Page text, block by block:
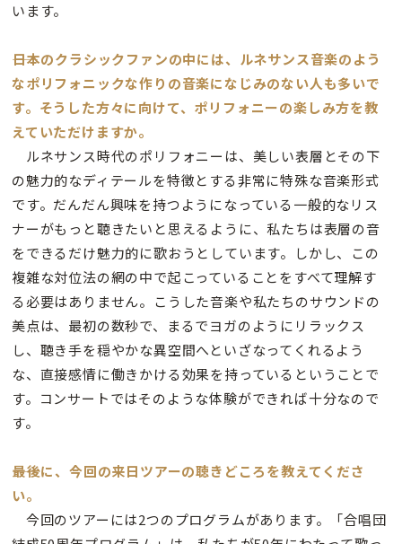
います。
――日本のクラシックファンの中には、ルネサンス音楽のよう
なポリフォニックな作りの音楽になじみのない人も多いで
す。そうした方々に向けて、ポリフォニーの楽しみ方を教
えていただけますか。
ルネサンス時代のポリフォニーは、美しい表層とその下
の魅力的なディテールを特徴とする非常に特殊な音楽形式
です。だんだん興味を持つようになっている一般的なリス
ナーがもっと聴きたいと思えるように、私たちは表層の音
をできるだけ魅力的に歌おうとしています。しかし、この
複雑な対位法の網の中で起こっていることをすべて理解す
る必要はありません。こうした音楽や私たちのサウンドの
美点は、最初の数秒で、まるでヨガのようにリラックス
し、聴き手を穏やかな異空間へといざなってくれるよう
な、直接感情に働きかける効果を持っているということで
す。コンサートではそのような体験ができれば十分なので
す。
――最後に、今回の来日ツアーの聴きどころを教えてくださ
い。
今回のツアーには2つのプログラムがあります。「合唱団